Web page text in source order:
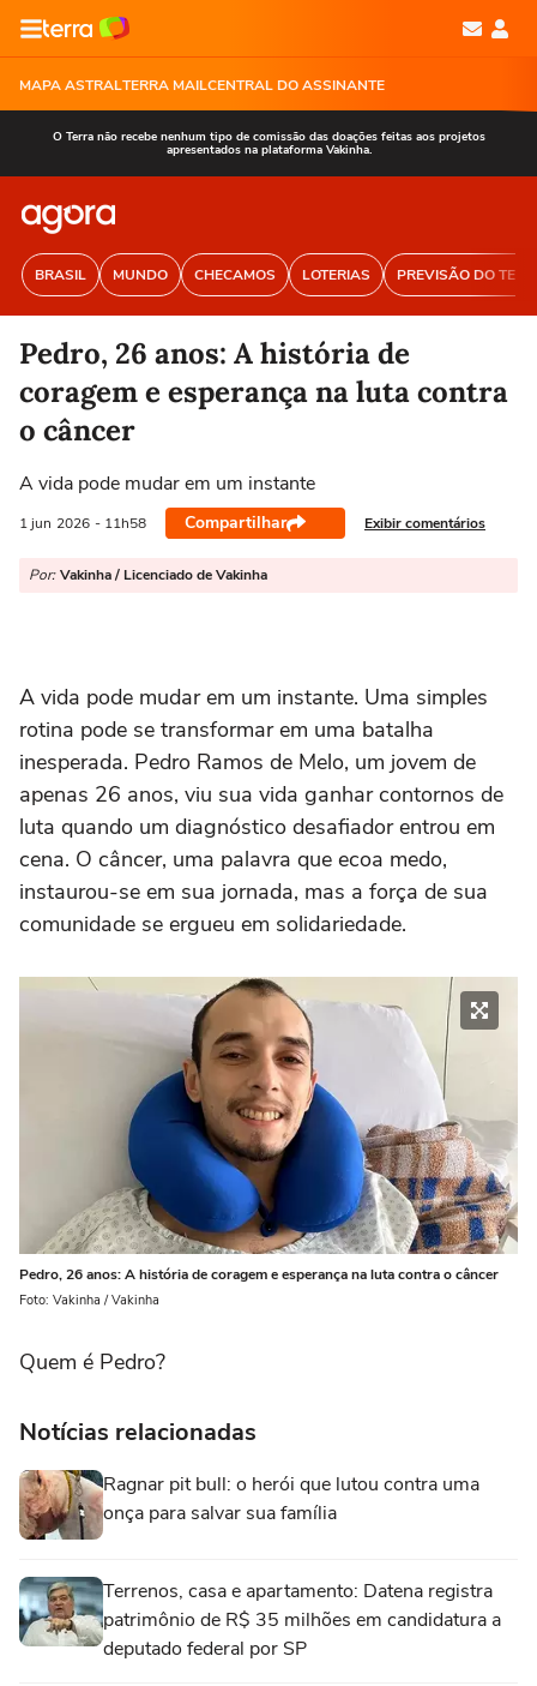
MAPA ASTRALTERRA MAILCENTRAL DO ASSINANTE
O Terra não recebe nenhum tipo de comissão das doações feitas aos projetos
apresentados na plataforma Vakinha.
BRASIL MUNDO CHECAMOS LOTERIAS PREVISÃO DO
Pedro, 26 anos: A história de
coragem e esperança na luta contra
o câncer
A vida pode mudar em um instante
1 jun 2026 - 11h58 Compartilhar Exibir comentários
Por: Vakinha / Licenciado de Vakinha
A vida pode mudar em um instante. Uma simples
rotina pode se transformar em uma batalha
inesperada. Pedro Ramos de Melo, um jovem de
apenas 26 anos, viu sua vida ganhar contornos de
luta quando um diagnóstico desafiador entrou em
cena. O câncer, uma palavra que ecoa medo,
instaurou-se em sua jornada, mas a força de sua
comunidade se ergueu em solidariedade.
Pedro, 26 anos: A história de coragem e esperança na luta contra o câncer
Foto: Vakinha / Vakinha
Quem é Pedro?
Notícias relacionadas
Ragnar pit bull: o herói que lutou contra uma
onça para salvar sua família
Terrenos, casa e apartamento: Datena registra
patrimônio de R$ 35 milhões em candidatura a
deputado federal por SP